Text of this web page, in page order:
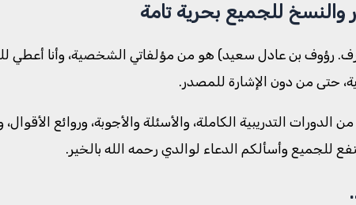
للجميع بحرية تامة
بن عادل سعيد) هو من مؤلفاتي الشخصية، وأنا أعطي للكل
حتى من دون الإشارة للمصدر.
حوالي ١٥٠٠ مادة منشورة من الدورات التدريبية الكاملة، والأسئلة
للجميع وأسألكم الدعاء لوالدي رحمه الله بالخير.